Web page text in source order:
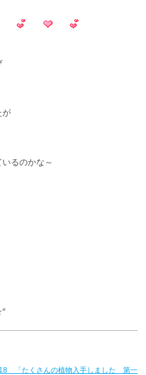
が
るのかな～
「たくさんの植物入手しました 第一